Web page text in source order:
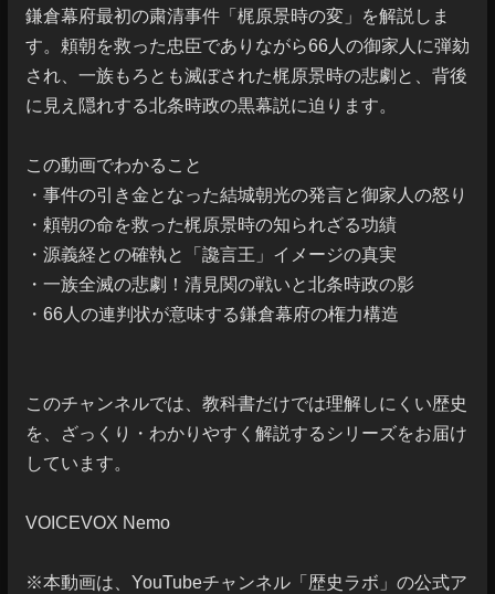
鎌倉幕府最初の粛清事件「梶原景時の変」を解説しま
す。頼朝を救った忠臣でありながら66人の御家人に弾劾
され、一族もろとも滅ぼされた梶原景時の悲劇と、背後
に見え隠れする北条時政の黒幕説に迫ります。
この動画でわかること
・事件の引き金となった結城朝光の発言と御家人の怒り
・頼朝の命を救った梶原景時の知られざる功績
・源義経との確執と「讒言王」イメージの真実
・一族全滅の悲劇！清見関の戦いと北条時政の影
・66人の連判状が意味する鎌倉幕府の権力構造
このチャンネルでは、教科書だけでは理解しにくい歴史
を、ざっくり・わかりやすく解説するシリーズをお届け
しています。
VOICEVOX Nemo
※本動画は、YouTubeチャンネル「歴史ラボ」の公式ア